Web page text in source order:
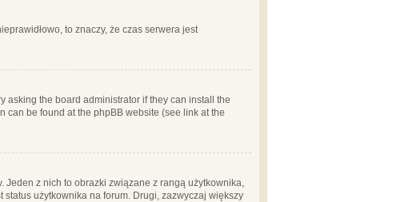
to znaczy, że czas serwera jest
asking the board administrator if they can install the
can be found at the phpBB website (see link at the
z nich to obrazki związane z rangą użytkownika,
użytkownika na forum. Drugi, zazwyczaj większy